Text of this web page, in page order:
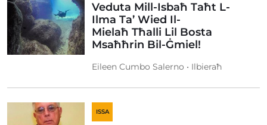
Veduta Mill-Isbaħ Taħt L-
Ilma Ta’ Wied Il-
Mielaħ Tħalli Lil Bosta
Msaħħrin Bil-Ġmiel!
Eileen Cumbo Salerno • Ilbieraħ
ISSA